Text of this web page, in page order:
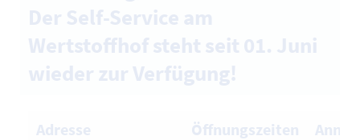
Adresse
Öffnungszeiten